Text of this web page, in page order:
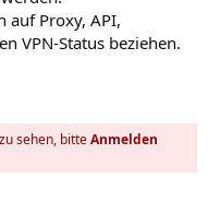
auf Proxy, API,
VPN-Status beziehen.
sehen, bitteAnmelden